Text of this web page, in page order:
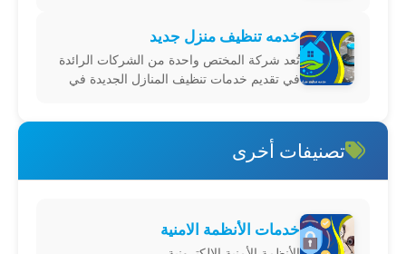
وتشمل خدماتها المدن التالية: الدمام، الأحساء،
حفر الباطن، الجبيل، القطيف، الخبر، الخفجي،
رأس تنورة، النعيرية، قرية العليا، والع
خدمه تنظيف منزل جديد
تُعد شركة المختص واحدة من الشركات الرائدة
في تقديم خدمات تنظيف المنازل الجديدة في
حفر الباطن، الجبيل، القطيف، الخبر، الخفجي،
رأس تنورة، النعيرية، قرية العليا، والعد
تصنيفات أخرى
خدمات الأنظمة الامنية